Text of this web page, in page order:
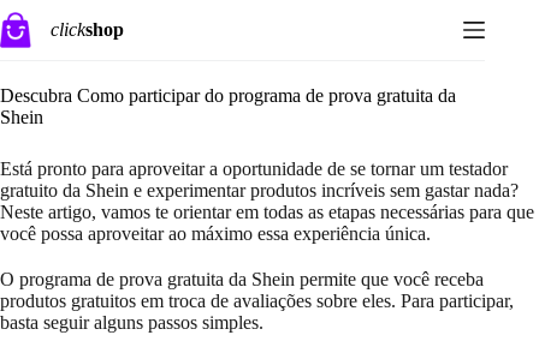
Pular
para
o
clickshop
Descubra Como participar do programa de prova gratuita da
Shein
Está pronto para aproveitar a oportunidade de se tornar um testador
gratuito da Shein e experimentar produtos incríveis sem gastar nada?
Neste artigo, vamos te orientar em todas as etapas necessárias para que
você possa aproveitar ao máximo essa experiência única.
O programa de prova gratuita da Shein permite que você receba
produtos gratuitos em troca de avaliações sobre eles. Para participar,
basta seguir alguns passos simples.